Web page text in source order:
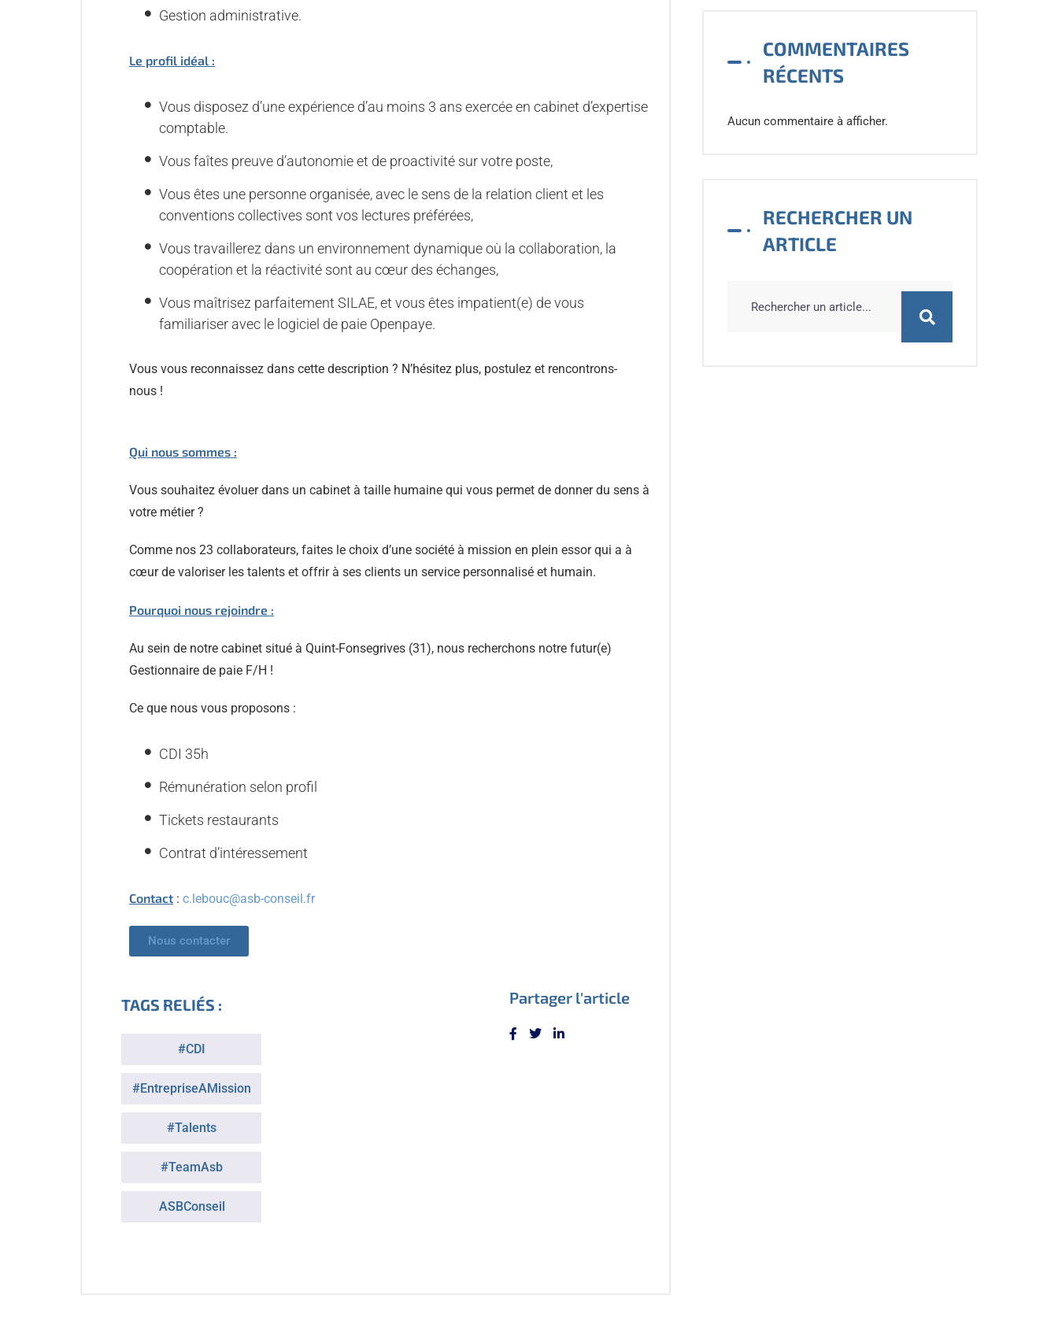
Gestion administrative.
Le profil idéal :
Vous disposez d’une expérience d’au moins 3 ans exercée en cabinet d’expertise
comptable.
Vous faîtes preuve d’autonomie et de proactivité sur votre poste,
Vous êtes une personne organisée, avec le sens de la relation client et les
conventions collectives sont vos lectures préférées,
Vous travaillerez dans un environnement dynamique où la collaboration, la
coopération et la réactivité sont au cœur des échanges,
Vous maîtrisez parfaitement SILAE, et vous êtes impatient(e) de vous
familiariser avec le logiciel de paie Openpaye.
Vous vous reconnaissez dans cette description ? N’hésitez plus, postulez et rencontrons-
nous !
Qui nous sommes :
Vous souhaitez évoluer dans un cabinet à taille humaine qui vous permet de donner du sens à
votre métier ?
Comme nos 23 collaborateurs, faites le choix d’une société à mission en plein essor qui a à
cœur de valoriser les talents et offrir à ses clients un service personnalisé et humain.
Pourquoi nous rejoindre :
Au sein de notre cabinet situé à Quint-Fonsegrives (31), nous recherchons notre futur(e)
Gestionnaire de paie F/H !
Ce que nous vous proposons :
CDI 35h
Rémunération selon profil
Tickets restaurants
Contrat d’intéressement
Contact : c.lebouc@asb-conseil.fr
Nous contacter
Partager l'article
TAGS RELIÉS :
#CDI
#EntrepriseAMission
#Talents
#TeamAsb
ASBConseil
COMMENTAIRES
RÉCENTS
Aucun commentaire à afficher.
RECHERCHER UN
ARTICLE